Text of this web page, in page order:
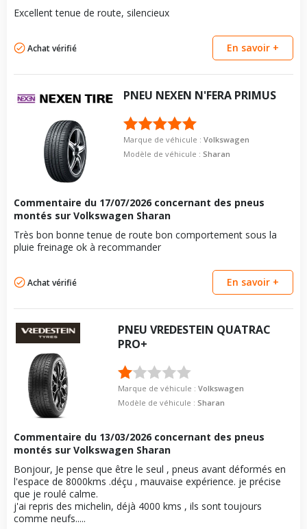
Excellent tenue de route, silencieux
Achat vérifié En savoir +
PNEU NEXEN N'FERA PRIMUS
Marque de véhicule : Volkswagen
Modèle de véhicule : Sharan
Commentaire du 17/07/2026 concernant des pneus
montés sur Volkswagen Sharan
Très bon bonne tenue de route bon comportement sous la
pluie freinage ok à recommander
Achat vérifié En savoir +
PNEUVREDESTEIN QUATRAC
PRO+
Marque de véhicule :Volkswagen
Modèle de véhicule :Sharan
Commentaire du 13/03/2026 concernant des pneus
montés sur Volkswagen Sharan
Bonjour, Je pense que être le seul , pneus avant déformés en
l'espace de 8000kms .déçu , mauvaise expérience. je précise
que je roulé calme.
j'ai repris des michelin, déjà 4000 kms , ils sont toujours
comme neufs.....